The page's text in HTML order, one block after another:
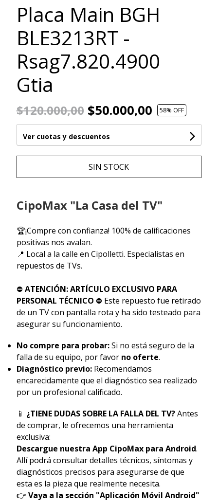
Placa Main BGH
BLE3213RT -
Rsag7.820.4900
Gtia
$120.000,00$50.000,00 58% OFF
Ver cuotas y descuentos
SIN STOCK
CipoMax "La Casa del TV"
🏆¡Compre con confianza! 100% de calificaciones
positivas nos avalan.
📍 Local a la calle en Cipolletti. Especialistas en
repuestos de TVs.
⛔ ATENCIÓN: ARTÍCULO EXCLUSIVO PARA
PERSONAL TÉCNICO ⛔ Este repuesto fue retirado
de un TV con pantalla rota y ha sido testeado para
asegurar su funcionamiento.
No compre para probar:Si no está seguro de la
falla de su equipo, por favor no oferte.
Diagnóstico previo:Recomendamos
encarecidamente que el diagnóstico sea realizado
por un profesional calificado.
📱 ¿TIENE DUDAS SOBRE LA FALLA DEL TV?Antes
de comprar, le ofrecemos una herramienta
exclusiva:
Descargue nuestra App CipoMax para Android.
Allí podrá consultar detalles técnicos, síntomas y
diagnósticos precisos para asegurarse de que
esta es la pieza que realmente necesita.
👉 Vaya a la sección "Aplicación Móvil Android"